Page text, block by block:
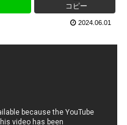
コピー
2024.06.01